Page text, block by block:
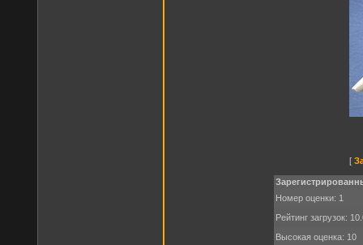
[
Номер оценки: 1
Рейтинг загрузок:
Высокая оценка: 10